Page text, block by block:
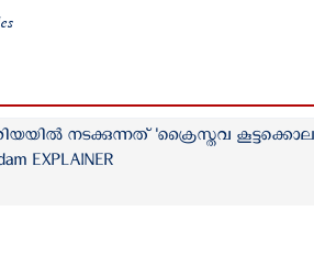
നടക്കുന്നത് 'ക്രൈസ്തവ
EXPLAINER